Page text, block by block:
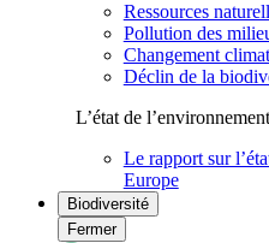
Ressources
Pollution des
Changement
Déclin de la
L’état de
Le rapport sur
Europe
Biodiversité
Fermer